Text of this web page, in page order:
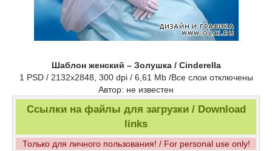
Шаблон женский – Золушка / Cinderella
1 PSD / 2132x2848, 300 dpi / 6,61 Мb /Все слои отключены
Автор: не известен
Ссылки на файлы для загрузки / Download
links
Только для личного пользования! / For personal use only!